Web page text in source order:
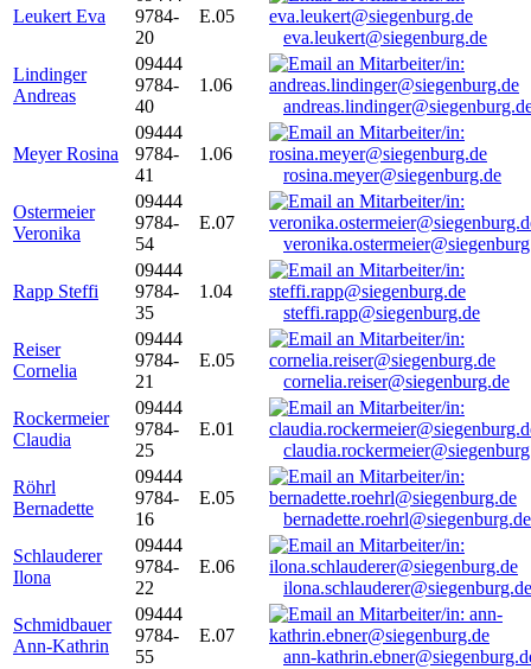
Leukert Eva
9784-
20
E.05
eva.leukert@siegenburg.de
Lindinger
Andreas
09444
9784-
40
1.06
Meyer Rosina
09444
9784-
41
1.06
rosina.meyer@siegenburg.de
Ostermeier
Veronika
09444
9784-
54
E.07
Rapp Steffi
09444
9784-
35
1.04
steffi.rapp@siegenburg.de
Reiser
Cornelia
09444
9784-
21
E.05
cornelia.reiser@siegenburg.de
Rockermeier
Claudia
09444
9784-
25
E.01
Röhrl
Bernadette
09444
9784-
16
E.05
bernadette.roehrl@siegenburg.de
Schlauderer
Ilona
09444
9784-
22
E.06
ilona.schlauderer@siegenburg.de
Schmidbauer
Ann-Kathrin
09444
9784-
55
E.07
ann-